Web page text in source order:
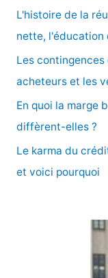
c
:
L'histoire de la
nette, l'éducation
Les
acheteurs et les
En quoi la marge
diffèrent-elles ?
Le karma du
et voici pourquoi